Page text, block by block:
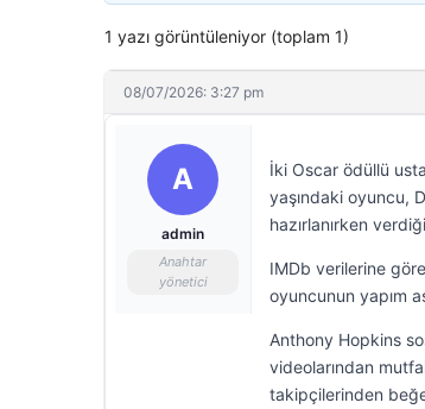
1 yazı görüntüleniyor (toplam 1)
08/07/2026: 3:27 pm
A
admin
Anahtar
yönetici
İki Oscar ödüllü
yaşındaki oyuncu,
hazırlanırken
IMDb verilerine
oyuncunun yapım
Anthony Hopkins
videolarından
takipçilerinden